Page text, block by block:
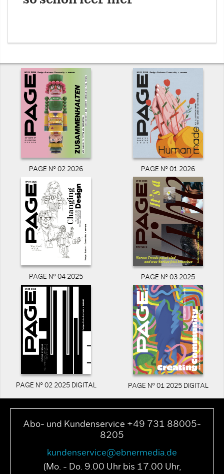
PAGE N° 02 2026 PAGE N° 01 2026
PAGE N° 04 2025 PAGE N° 03 2025
PAGE N° 02 2025 DIGITAL PAGE N° 01 2025 DIGITAL
Abo- und Kundenservice +49 731 88005-
8205
kundenservice@ebnermedia.de
(Mo. - Do. 9.00 Uhr bis 17.00 Uhr,